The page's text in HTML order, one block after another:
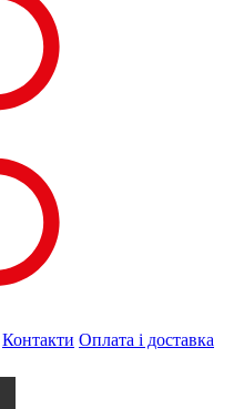
Контакти Оплата і доставка